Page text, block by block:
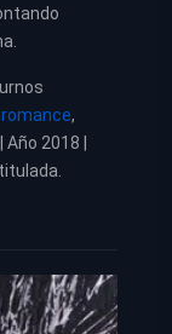
romance,
| Año 2018 |